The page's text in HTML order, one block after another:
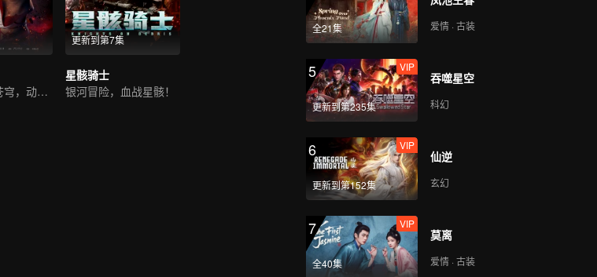
武之极，破苍穹，动乾坤
更新到第7集
星骸骑士
银河冒险，血战星骸！
全21集 爱情 · 古装
5
更新到第235集
VIP
吞噬星空
科幻
6
更新到第152集
VIP
仙逆
玄幻
7
全40集
VIP
莫离
爱情 · 古装